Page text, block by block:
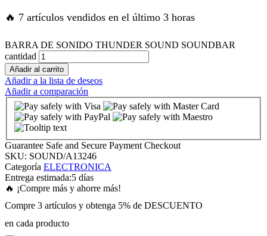
satın al
panel
panel
panel
panel
panel
panel
🔥 7 artículos vendidos en el último 3 horas
BARRA DE SONIDO THUNDER SOUND SOUNDBAR
cantidad
Añadir al carrito
Añadir a la lista de deseos
Añadir a comparación
Guarantee Safe and Secure Payment Checkout
SKU: SOUND/A13246
Categoría ELECTRONICA
Entrega estimada:5 días
🔥 ¡Compre más y ahorre más!
Compre 3 artículos y obtenga 5% de DESCUENTO
en cada producto